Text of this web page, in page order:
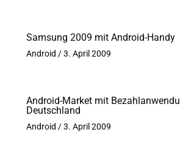
Samsung 2009 mit Android-Handy
Android /3. April 2009
Android-Market mit
Deutschland
Android /3. April 2009